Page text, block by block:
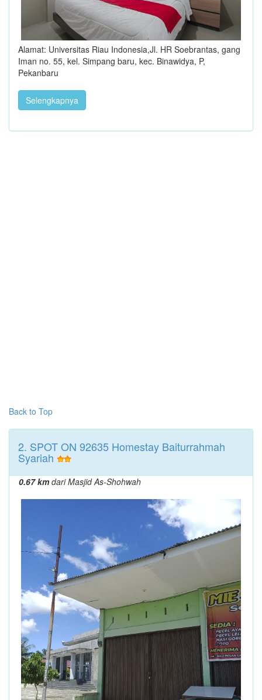
Alamat: Universitas Riau Indonesia,Jl. HR Soebrantas, gang
Iman no. 55, kel. Simpang baru, kec. Binawidya, P,
Pekanbaru
Selengkapnya
Back to Top
2. SPOT ON 92635 Homestay Baiturrahmah
Syariah
0.67 kmdari Masjid As-Shohwah